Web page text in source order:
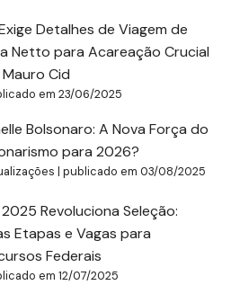
Detalhes de Viagem de
Netto para Acareação Crucial
Cid
em 23/06/2025
Bolsonaro: A Nova Força do
para 2026?
|publicado em 03/08/2025
2025 Revoluciona Seleção:
Etapas e Vagas para
Federais
em 12/07/2025